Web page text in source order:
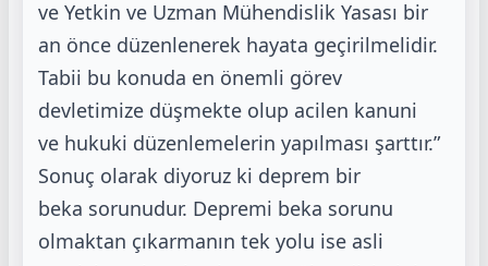
ve Yetkin ve Uzman Mühendislik Yasası bir
an önce düzenlenerek hayata geçirilmelidir.
Tabii bu konuda en önemli görev
devletimize düşmekte olup acilen kanuni
ve hukuki düzenlemelerin yapılması şarttır.”
Sonuç olarak diyoruz ki deprem bir
beka sorunudur. Depremi beka sorunu
olmaktan çıkarmanın tek yolu ise asli